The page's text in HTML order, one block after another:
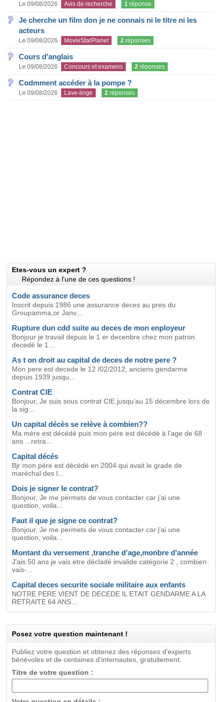
Le 09/08/2026 Avis de recherche 1 réponse
Je cherche un film don je ne connais ni le titre ni les
acteurs
Le 09/08/2026 MovieStarPlanet 2 réponses
Cours d'anglais
Le 09/08/2026 Concours et examens 2 réponses
Codmment accéder à la pompe ?
Le 09/08/2026 Lave-linge 2 réponses
Etes-vous un expert ?
Répondez à l'une de ces questions !
Code assurance deces
Inscrit depuis 1986 une assurance deces au pres du
Groupamma,or Janv...
Rupture dun cdd suite au deces de mon enployeur
Bonjour je travail depuis le 1 er decenbre chez mon patron
decedé le 1...
As t on droit au capital de deces de notre pere ?
Mon pere est decede le 12 /02/2012, anciens gendarme
depuis 1939 jusqu...
Contrat CIE
Bonjour, Je suis sous contrat CIE jusqu’au 15 décembre lors de
la sig...
Un capital décès se relève à combien??
Ma mère est décédé puis mon pére est décédé à l'age de 68
ans ...retra...
Capital décés
Bjr mon pére est décédé en 2004 qui avait le grade de
maréchal des l...
Dois je signer le contrat?
Bonjour, Je me permets de vous contacter car j'ai une
question, voila...
Faut il que je signe ce contrat?
Bonjour, Je me permets de vous contacter car j'ai une
question, voila...
Montant du versement ,tranche d'age,monbre d'année
J'ais 50 ans je vais etre décladé invalide catégorie 2 , combien
vais-...
Capital deces securite sociale militaire aux enfants
NOTRE PERE VIENT DE DECEDE IL ETAIT GENDARME A LA
RETRAITE 64 ANS...
Posez votre question maintenant !
Publiez votre question et obtenez des réponses d'experts
bénévoles et de centaines d'internautes, gratuitement.
Titre de votre question :